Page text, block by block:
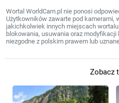
Wortal WorldCam.pl nie ponosi
Użytkowników zawarte pod kamerami,
jakichkolwiek innych miejscach
blokowania, usuwania oraz
niezgodne z polskim prawem lub
Zobacz